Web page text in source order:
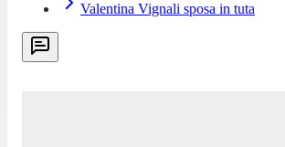
Valentina Vignali sposa in tuta